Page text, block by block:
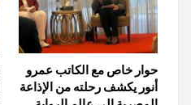
حوار خاص مع الكاتب عمرو
أنور يكشف رحلته من الإذاعة